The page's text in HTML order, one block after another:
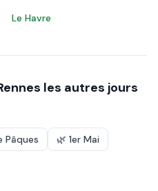
Le Havre
les autres jours
Pâques 🌿 1er Mai